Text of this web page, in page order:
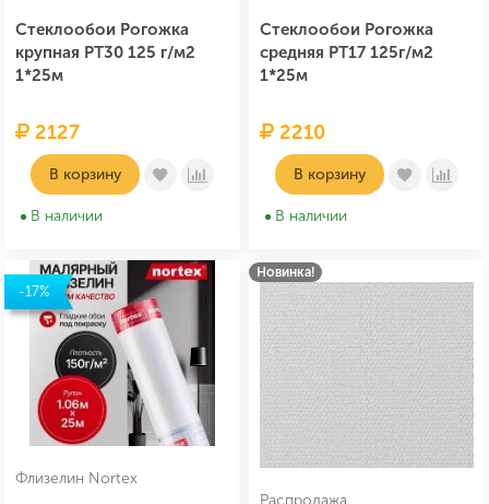
Стеклообои Рогожка
крупная PT30 125 г/м2
1*25м
2127
В корзину
В наличии
Стеклообои Рогожка
средняя PT17 125г/м2
1*25м
2210
В корзину
В наличии
-17%
Флизелин Nortex
Новинка!
Распродажа